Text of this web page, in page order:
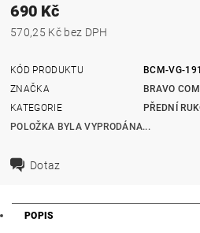
690 Kč
570,25 Kč bez DPH
KÓD PRODUKTU
BCM-VG-
ZNAČKA
BRAVO
KATEGORIE
PŘEDNÍ
POLOŽKA BYLA VYPRODÁNA...
Dotaz
POPIS